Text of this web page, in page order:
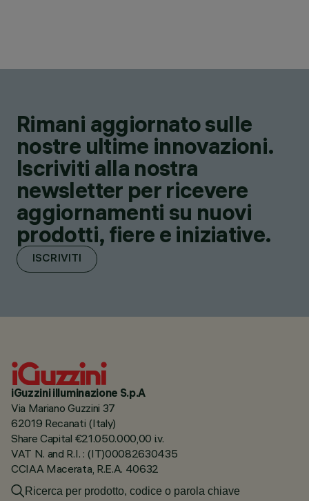
Rimani aggiornato sulle
nostre ultime innovazioni.
Iscriviti alla nostra
newsletter per ricevere
aggiornamenti su nuovi
prodotti, fiere e iniziative.
ISCRIVITI
iGuzzini illuminazione S.p.A
Via Mariano Guzzini 37
62019 Recanati (Italy)
Share Capital €21.050.000,00 i.v.
VAT N. and R.I. : (IT)00082630435
CCIAA Macerata, R.E.A. 40632